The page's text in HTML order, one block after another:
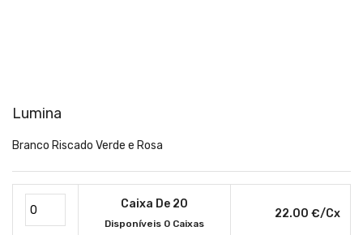
Lumina
Branco Riscado Verde e Rosa
Caixa De 20
Disponíveis 0 Caixas
22.00 €/cx